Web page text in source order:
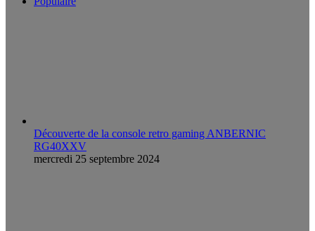
Découverte de la console retro gaming ANBERNIC
RG40XXV
mercredi 25 septembre 2024